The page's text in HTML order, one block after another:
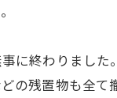
に終わりまし
の残置物も全